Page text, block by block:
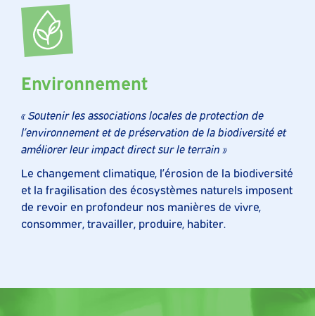
Environnement
« Soutenir les associations locales de protection de
l’environnement et de préservation de la biodiversité et
améliorer leur impact direct sur le terrain »
Le changement climatique, l’érosion de la biodiversité
et la fragilisation des écosystèmes naturels imposent
de revoir en profondeur nos manières de vivre,
consommer, travailler, produire, habiter.